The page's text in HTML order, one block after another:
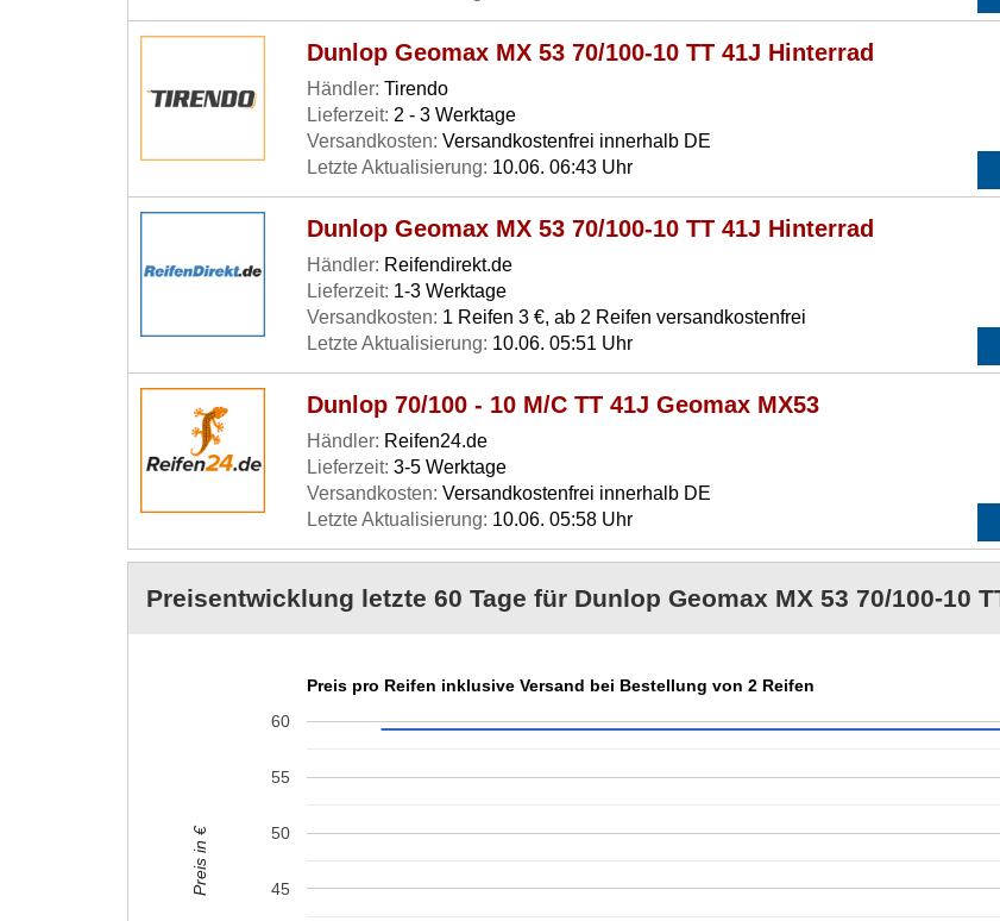
Dunlop Geomax MX 53 70/100-10 TT 41J Hinterrad
Händler: Tirendo
Lieferzeit: 2 - 3 Werktage
Versandkosten: Versandkostenfrei innerhalb DE
Letzte Aktualisierung: 10.06. 06:43 Uhr
Dunlop Geomax MX 53 70/100-10 TT 41J Hinterrad
Händler: Reifendirekt.de
Lieferzeit: 1-3 Werktage
Versandkosten: 1 Reifen 3 €, ab 2 Reifen versandkostenfrei
Letzte Aktualisierung: 10.06. 05:51 Uhr
Dunlop 70/100 - 10 M/C TT 41J Geomax MX53
Händler: Reifen24.de
Lieferzeit: 3-5 Werktage
Versandkosten: Versandkostenfrei innerhalb DE
Letzte Aktualisierung: 10.06. 05:58 Uhr
Preisentwicklung letzte 60 Tage für Dunlop Geomax MX 53 70/100-10
Preis pro Reifen inklusive Versand bei Bestellung von 2 Reifen
45
50
55
60
Preis in €